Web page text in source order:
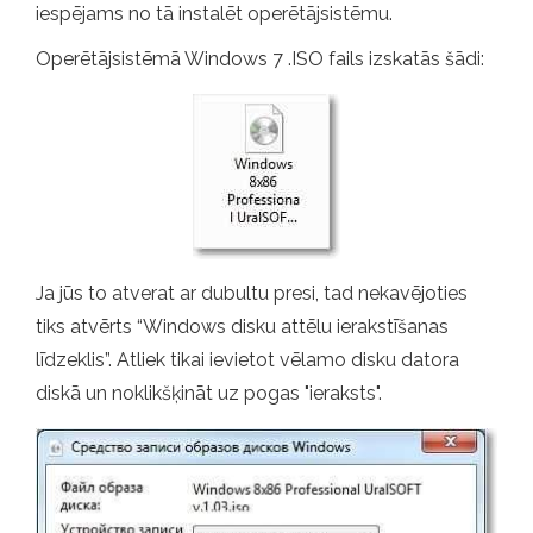
iespējams no tā instalēt operētājsistēmu.
Operētājsistēmā Windows 7 .ISO fails izskatās šādi:
Ja jūs to atverat ar dubultu presi, tad nekavējoties
tiks atvērts “Windows disku attēlu ierakstīšanas
līdzeklis”. Atliek tikai ievietot vēlamo disku datora
diskā un noklikšķināt uz pogas "ieraksts".